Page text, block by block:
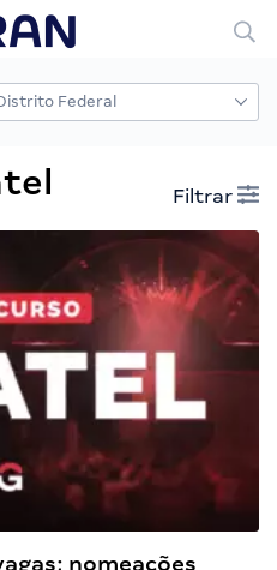
Filtrar
nomeações